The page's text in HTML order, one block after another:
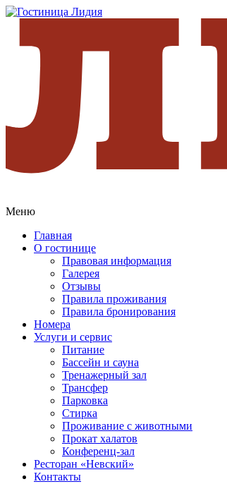
Меню
Главная
О гостинице
Правовая информация
Галерея
Отзывы
Правила проживания
Правила бронирования
Номера
Услуги и сервис
Питание
Бассейн и сауна
Тренажерный зал
Трансфер
Парковка
Стирка
Проживание с животными
Прокат халатов
Конференц-зал
Ресторан «Невский»
Контакты